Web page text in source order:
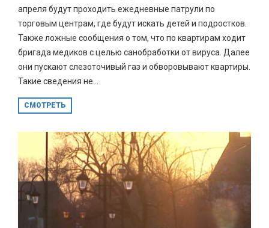
апреля будут проходить ежедневные патрули по
торговым центрам, где будут искать детей и подростков.
Также ложные сообщения о том, что по квартирам ходит
бригада медиков с целью санобработки от вируса. Далее
они пускают слезоточивый газ и обворовывают квартиры.
Такие сведения не...
СМОТРЕТЬ